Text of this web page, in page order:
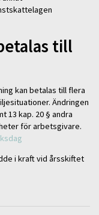
till
kan betalas till flera
Ändringen
13 kap. 20 § andra
för arbetsgivare.
i kraft vid årsskiftet